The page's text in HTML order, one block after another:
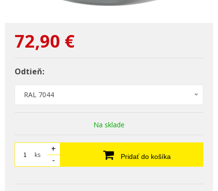
72,90 €
Odtieň:
RAL 7044
Na sklade
ks
+
-
Pridať do košíka